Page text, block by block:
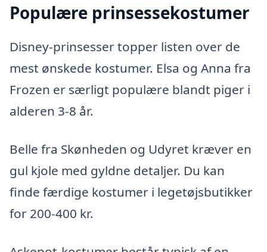
Populære prinsessekostumer
Disney-prinsesser topper listen over de
mest ønskede kostumer. Elsa og Anna fra
Frozen er særligt populære blandt piger i
alderen 3-8 år.
Belle fra Skønheden og Udyret kræver en
gul kjole med gyldne detaljer. Du kan
finde færdige kostumer i legetøjsbutikker
for 200-400 kr.